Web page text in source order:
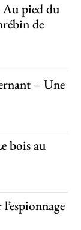
Au pied du
de
– Une
bois au